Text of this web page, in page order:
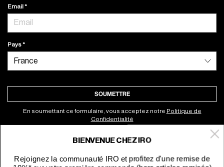
Email
Pays
SOUMETTRE
En soumettant ce formulaire, vous acceptez notre Politique de
Confidentialité
BIENVENUE CHEZ IRO
Rejoignez la communauté IRO et profitez d'une remise de